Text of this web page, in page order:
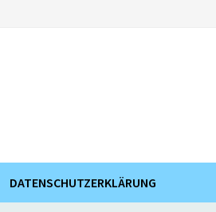
DATENSCHUTZERKLÄRUNG